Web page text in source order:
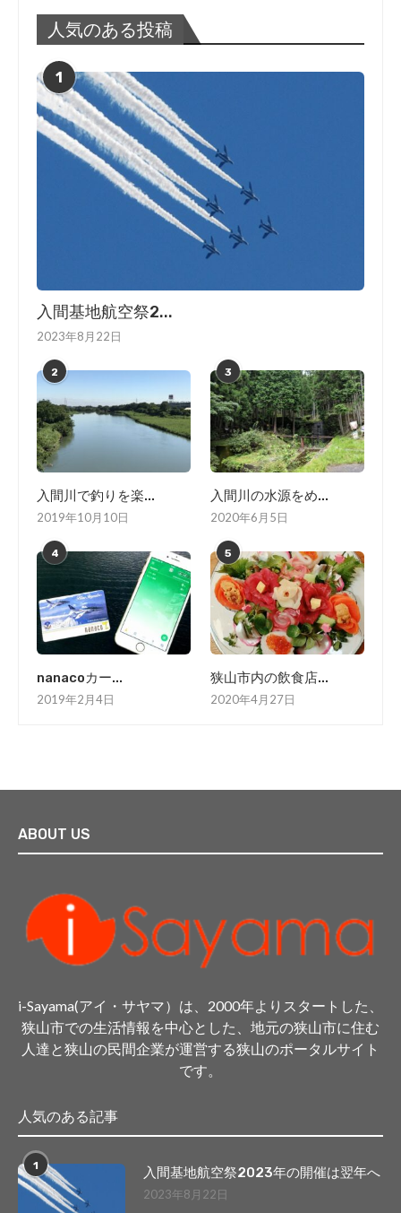
人気のある投稿
1
入間基地航空祭2...
2023年8月22日
2
入間川で釣りを楽...
2019年10月10日
3
入間川の水源をめ...
2020年6月5日
4
nanacoカー...
2019年2月4日
5
狭山市内の飲食店...
2020年4月27日
ABOUT US
i-Sayama(アイ・サヤマ）は、2000年よりスタートした、
狭山市での生活情報を中心とした、地元の狭山市に住む
人達と狭山の民間企業が運営する狭山のポータルサイト
です。
人気のある記事
1 入間基地航空祭2023年の開催は翌年へ
2023年8月22日